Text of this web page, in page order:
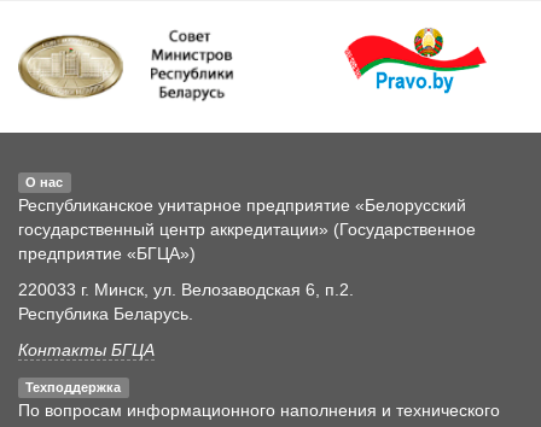
О нас
Республиканское унитарное предприятие «Белорусский
государственный центр аккредитации» (Государственное
предприятие «БГЦА»)
220033 г. Минск, ул. Велозаводская 6, п.2.
Республика Беларусь.
Контакты БГЦА
Техподдержка
По вопросам информационного наполнения и технического